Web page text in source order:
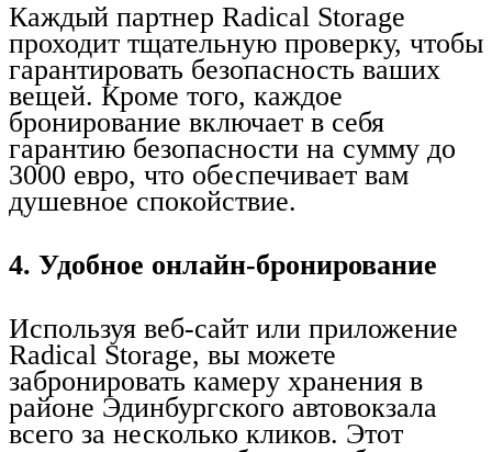
Каждый партнер Radical Storage
проходит тщательную проверку, чтобы
гарантировать безопасность ваших
вещей. Кроме того, каждое
бронирование включает в себя
гарантию безопасности на сумму до
3000 евро, что обеспечивает вам
душевное спокойствие.
4. Удобное онлайн-бронирование
Используя веб-сайт или приложение
Radical Storage, вы можете
забронировать камеру хранения в
районе Эдинбургского автовокзала
всего за несколько кликов. Этот